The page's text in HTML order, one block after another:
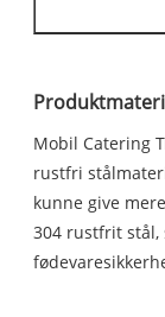
Mobil Catering
rustfri
kunne give
304 rustfrit stål,